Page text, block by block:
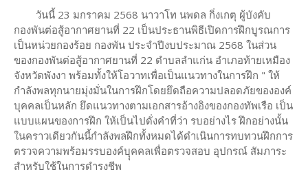
วันนี้ 23 มกราคม 2568 นาวาโท นพดล กิ่งเกตุ ผู้บังคับ
กองพันต่อสู้อากาศยานที่ 22 เป็นประธานพิธีเปิดการฝึกบูรณการ
เป็นหน่วยกองร้อย กองพัน ประจำปีงบประมาณ 2568 ในส่วน
ของกองพันต่อสู้อากาศยานที่ 22 ตำบลลำแก่น อำเภอท้ายเหมือง
จังหวัดพังงา พร้อมทั้งให้โอวาทเพื่อเป็นแนวทางในการฝึก " ให้
กำลังพลทุกนายมุ่งมั่นในการฝึกโดยยึดถือความปลอดภัยขององค์
บุคคลเป็นหลัก ยึดแนวทางตามเอกสารอ้างอิงของกองทัพเรือ เป็น
แบบแผนของการฝึก ให้เป็นไปดั่งคำที่ว่า รบอย่างไร ฝึกอย่างนั้น
ในคราวเดียวกันนี้กำลังพลฝึกทั้งหมดได้ดำเนินการทบทวนฝึกการ
ตรวจความพร้อมรรบองค์บุุคคลเพื่อตรวจสอบ อุปกรณ์ สัมภาระ
สำหรับใช้ในการดำรงชีพ